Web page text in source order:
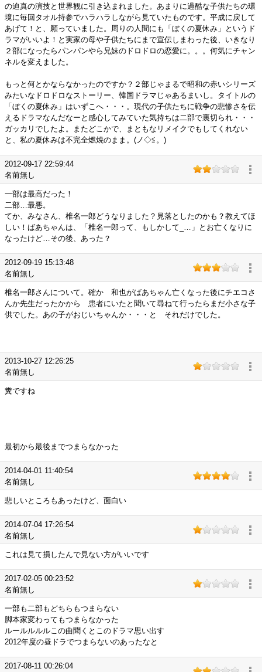
の迫真の演技と世界観に引き込まれました。あまりに過酷な子供たちの環
境に毎回タオル持参でハラハラしながら見ていたものです。平成に戻して
あげて！と、願っていました。周りの人間にも「ぼくの夏休み」というド
ラマがいいよ！と実家の母や子供たちにまで宣伝しまわった後、いきなり
２部になったらパンパンやら兄妹のドロドロの恋愛に。。。何気にチャン
ネルを変えました。
もっと何とかならなかったのですか？２部じゃまるで昭和の赤いシリーズ
みたいなドロドロなストーリー、韓国ドラマじゃあるまいし。タイトルの
「ぼくの夏休み」はいずこへ・・・。現代の子供たちに戦争の悲惨さを伝
えるドラマなんだなーと感心してみていた気持ちは二部で裏切られ・・・
ガッカリでしたよ。またどこかで、まともなリメイクでもしてくれない
と、私の夏休みは不完全燃焼のまま。(ノ◇≦。)
2012-09-17 22:59:44
名前無し
一部は最高だった！
二部…最悪。
てか、みなさん、椎名一郎どうなりました？見落としたのかも？教えてほ
しい！ばあちゃんは、「椎名一郎って、もしかして_…」とお亡くなりに
なったけど…その後、あった？
2012-09-19 15:13:48
名前無し
椎名一郎さんについて。確か 和也がばあちゃん亡くなった後にチエコさ
んか先生だったかから 患者にいたと聞いて尋ねて行ったらまだ小さな子
供でした。あの子がおじいちゃんか・・・と それだけでした。
2013-10-27 12:26:25
名前無し
糞ですね
最初から最後までつまらなかった
2014-04-01 11:40:54
名前無し
悲しいところもあったけど、面白い
2014-07-04 17:26:54
名前無し
これは見て損したんで見ない方がいいです
2017-02-05 00:23:52
名前無し
一部も二部もどちらもつまらない
脚本家変わってもつまらなかった
ルールルルルこの曲聞くとこのドラマ思い出す
2012年度の昼ドラでつまらないのあったなと
2017-08-11 00:26:04